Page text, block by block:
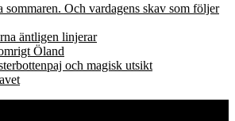
sommaren. Och vardagens skav som följer
äntligen linjerar
Öland
och magisk utsikt